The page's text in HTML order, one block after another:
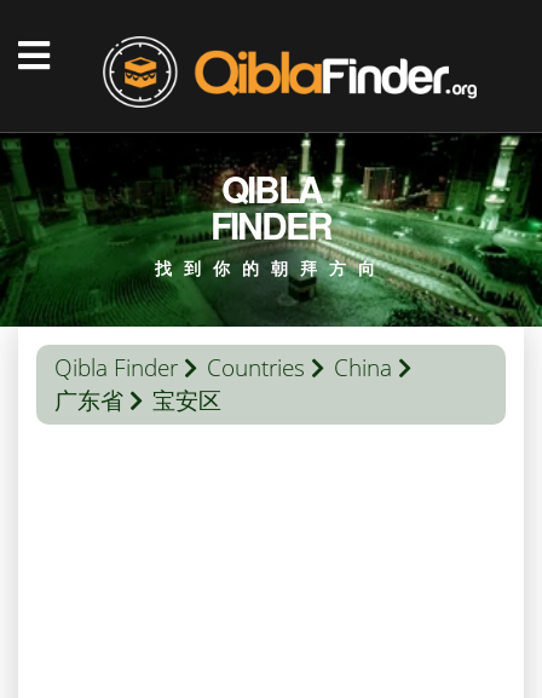
QIBLA
FINDER
找到你的朝拜方向
Qibla Finder Countries
China
广东省
宝安区